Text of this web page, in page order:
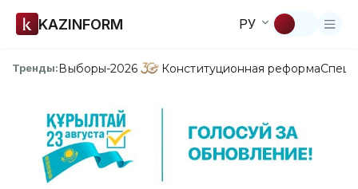
KAZINFORM РУ
Тренды:Выборы-2026 Конституционная реформа